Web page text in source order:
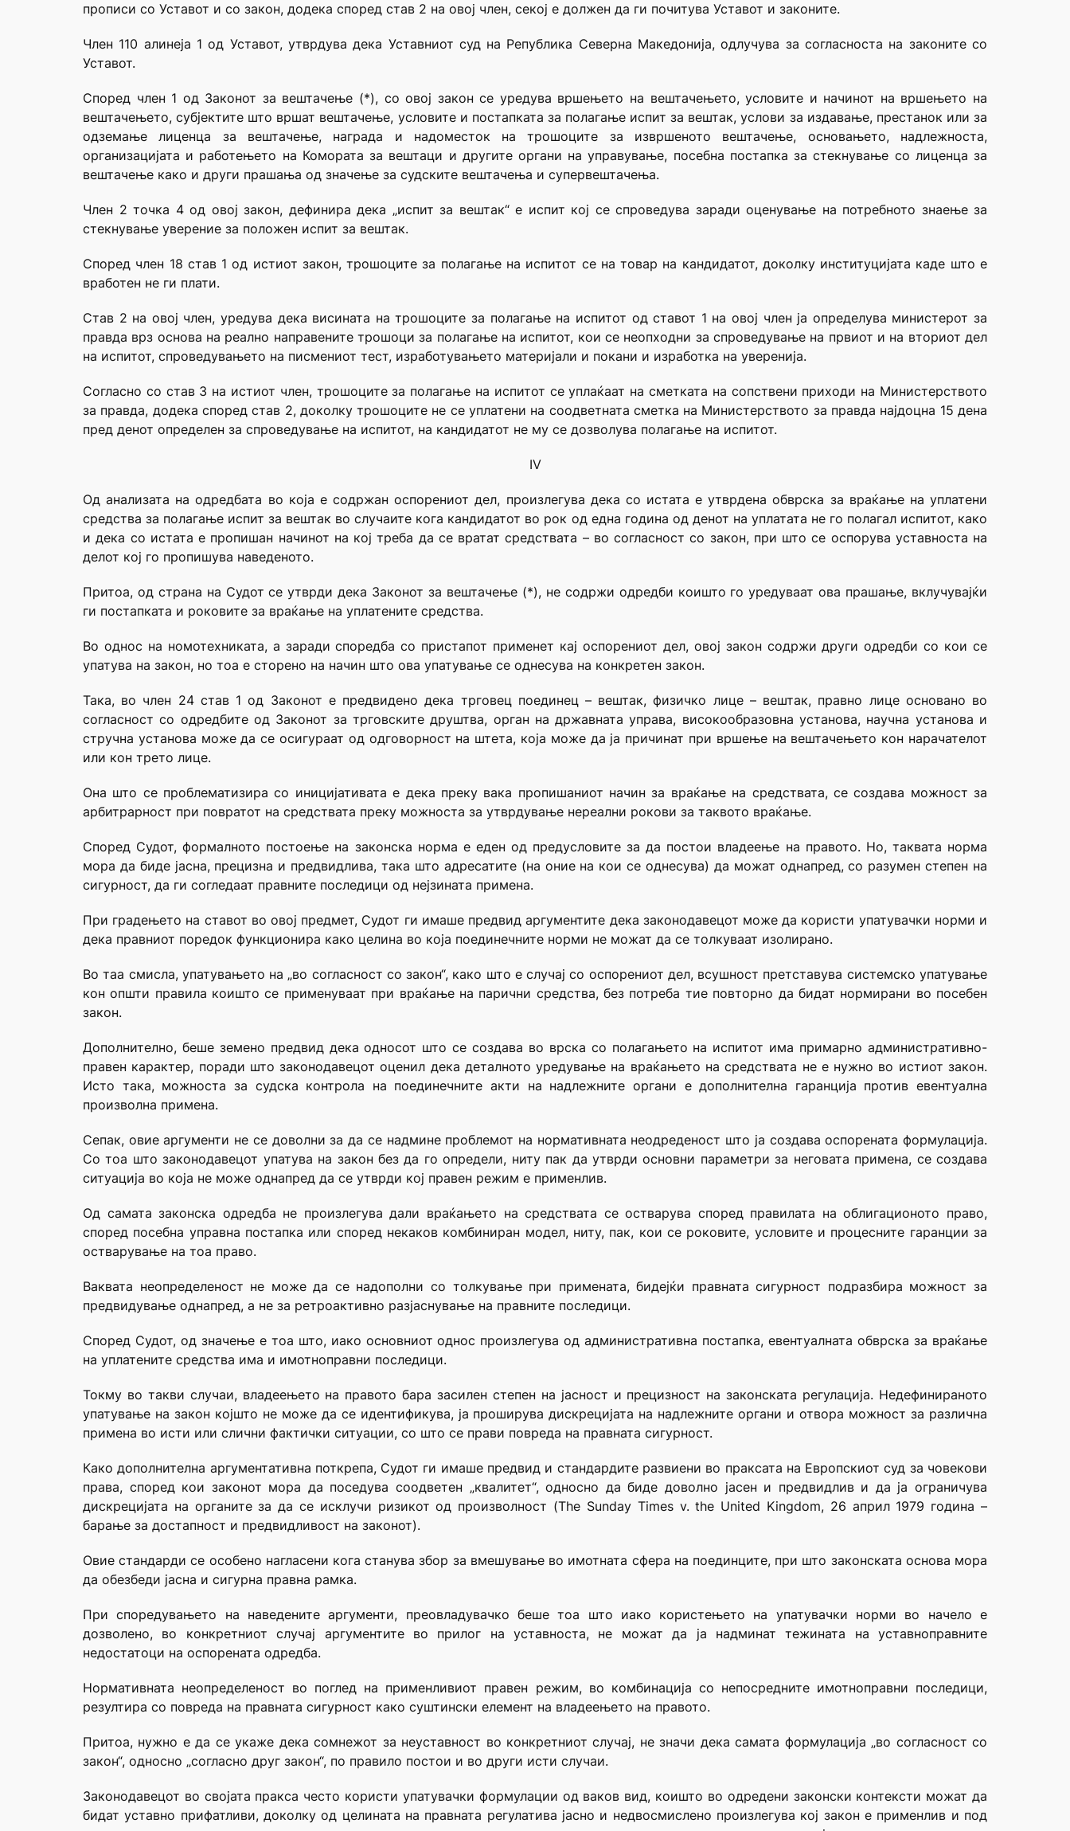
прописи со Уставот и со закон, додека според став 2 на овој член, секој е должен да ги почитува Уставот и законите.
Член 110 алинеја 1 од Уставот, утврдува дека Уставниот суд на Република Северна Македонија, одлучува за согласноста на законите со
Уставот.
Според член 1 од Законот за вештачење (*), со овој закон се уредува вршењето на вештачењето, условите и начинот на вршењето на
вештачењето, субјектите што вршат вештачење, условите и постапката за полагање испит за вештак, услови за издавање, престанок или за
одземање лиценца за вештачење, награда и надоместок на трошоците за извршеното вештачење, основањето, надлежноста,
организацијата и работењето на Комората за вештаци и другите органи на управување, посебна постапка за стекнување со лиценца за
вештачење како и други прашања од значење за судските вештачења и супервештачења.
Член 2 точка 4 од овој закон, дефинира дека „испит за вештак“ е испит кој се спроведува заради оценување на потребното знаење за
стекнување уверение за положен испит за вештак.
Според член 18 став 1 од истиот закон, трошоците за полагање на испитот се на товар на кандидатот, доколку институцијата каде што е
вработен не ги плати.
Став 2 на овој член, уредува дека висината на трошоците за полагање на испитот од ставот 1 на овој член ја определува министерот за
правда врз основа на реално направените трошоци за полагање на испитот, кои се неопходни за спроведување на првиот и на вториот дел
на испитот, спроведувањето на писмениот тест, изработувањето материјали и покани и изработка на уверенија.
Согласно со став 3 на истиот член, трошоците за полагање на испитот се уплаќаат на сметката на сопствени приходи на Министерството
за правда, додека според став 2, доколку трошоците не се уплатени на соодветната сметка на Министерството за правда најдоцна 15 дена
пред денот определен за спроведување на испитот, на кандидатот не му се дозволува полагање на испитот.
IV
Од анализата на одредбата во која е содржан оспорениот дел, произлегува дека со истата е утврдена обврска за враќање на уплатени
средства за полагање испит за вештак во случаите кога кандидатот во рок од една година од денот на уплатата не го полагал испитот, како
и дека со истата е пропишан начинот на кој треба да се вратат средствата – во согласност со закон, при што се оспорува уставноста на
делот кој го пропишува наведеното.
Притоа, од страна на Судот се утврди дека Законот за вештачење (*), не содржи одредби коишто го уредуваат ова прашање, вклучувајќи
ги постапката и роковите за враќање на уплатените средства.
Во однос на номотехниката, а заради споредба со пристапот применет кај оспорениот дел, овој закон содржи други одредби со кои се
упатува на закон, но тоа е сторено на начин што ова упатување се однесува на конкретен закон.
Така, во член 24 став 1 од Законот е предвидено дека трговец поединец – вештак, физичко лице – вештак, правно лице основано во
согласност со одредбите од Законот за трговските друштва, орган на државната управа, високообразовна установа, научна установа и
стручна установа може да се осигураат од одговорност на штета, која може да ја причинат при вршење на вештачењето кон нарачателот
или кон трето лице.
Она што се проблематизира со иницијативата е дека преку вака пропишаниот начин за враќање на средствата, се создава можност за
арбитрарност при повратот на средствата преку можноста за утврдување нереални рокови за таквото враќање.
Според Судот, формалното постоење на законска норма е еден од предусловите за да постои владеење на правото. Но, таквата норма
мора да биде јасна, прецизна и предвидлива, така што адресатите (на оние на кои се однесува) да можат однапред, со разумен степен на
сигурност, да ги согледаат правните последици од нејзината примена.
При градењето на ставот во овој предмет, Судот ги имаше предвид аргументите дека законодавецот може да користи упатувачки норми и
дека правниот поредок функционира како целина во која поединечните норми не можат да се толкуваат изолирано.
Во таа смисла, упатувањето на „во согласност со закон“, како што е случај со оспорениот дел, всушност претставува системско упатување
кон општи правила коишто се применуваат при враќање на парични средства, без потреба тие повторно да бидат нормирани во посебен
закон.
Дополнително, беше земено предвид дека односот што се создава во врска со полагањето на испитот има примарно административно-
правен карактер, поради што законодавецот оценил дека деталното уредување на враќањето на средствата не е нужно во истиот закон.
Исто така, можноста за судска контрола на поединечните акти на надлежните органи е дополнителна гаранција против евентуална
произволна примена.
Сепак, овие аргументи не се доволни за да се надмине проблемот на нормативната неодреденост што ја создава оспорената формулација.
Со тоа што законодавецот упатува на закон без да го определи, ниту пак да утврди основни параметри за неговата примена, се создава
ситуација во која не може однапред да се утврди кој правен режим е применлив.
Од самата законска одредба не произлегува дали враќањето на средствата се остварува според правилата на облигационото право,
според посебна управна постапка или според некаков комбиниран модел, ниту, пак, кои се роковите, условите и процесните гаранции за
остварување на тоа право.
Ваквата неопределеност не може да се надополни со толкување при примената, бидејќи правната сигурност подразбира можност за
предвидување однапред, а не за ретроактивно разјаснување на правните последици.
Според Судот, од значење e тоа што, иако основниот однос произлегува од административна постапка, евентуалната обврска за враќање
на уплатените средства има и имотноправни последици.
Токму во такви случаи, владеењето на правото бара засилен степен на јасност и прецизност на законската регулација. Недефинираното
упатување на закон којшто не може да се идентификува, ја проширува дискрецијата на надлежните органи и отвора можност за различна
примена во исти или слични фактички ситуации, со што се прави повреда на правната сигурност.
Како дополнителна аргументативна поткрепа, Судот ги имаше предвид и стандардите развиени во праксата на Европскиот суд за човекови
права, според кои законот мора да поседува соодветен „квалитет“, односно да биде доволно јасен и предвидлив и да ја ограничува
дискрецијата на органите за да се исклучи ризикот од произволност (The Sunday Times v. the United Kingdom, 26 април 1979 година –
барање за достапност и предвидливост на законот).
Овие стандарди се особено нагласени кога станува збор за вмешување во имотната сфера на поединците, при што законската основа мора
да обезбеди јасна и сигурна правна рамка.
При споредувањето на наведените аргументи, преовладувачко беше тоа што иако користењето на упатувачки норми во начело е
дозволено, во конкретниот случај аргументите во прилог на уставноста, не можат да ја надминат тежината на уставноправните
недостатоци на оспорената одредба.
Нормативната неопределеност во поглед на применливиот правен режим, во комбинација со непосредните имотноправни последици,
резултира со повреда на правната сигурност како суштински елемент на владеењето на правото.
Притоа, нужно е да се укаже дека сомнежот за неуставност во конкретниот случај, не значи дека самата формулација „во согласност со
закон“, односно „согласно друг закон“, по правило постои и во други исти случаи.
Законодавецот во својата пракса често користи упатувачки формулации од ваков вид, коишто во одредени законски контексти можат да
бидат уставно прифатливи, доколку од целината на правната регулатива јасно и недвосмислено произлегува кој закон е применлив и под